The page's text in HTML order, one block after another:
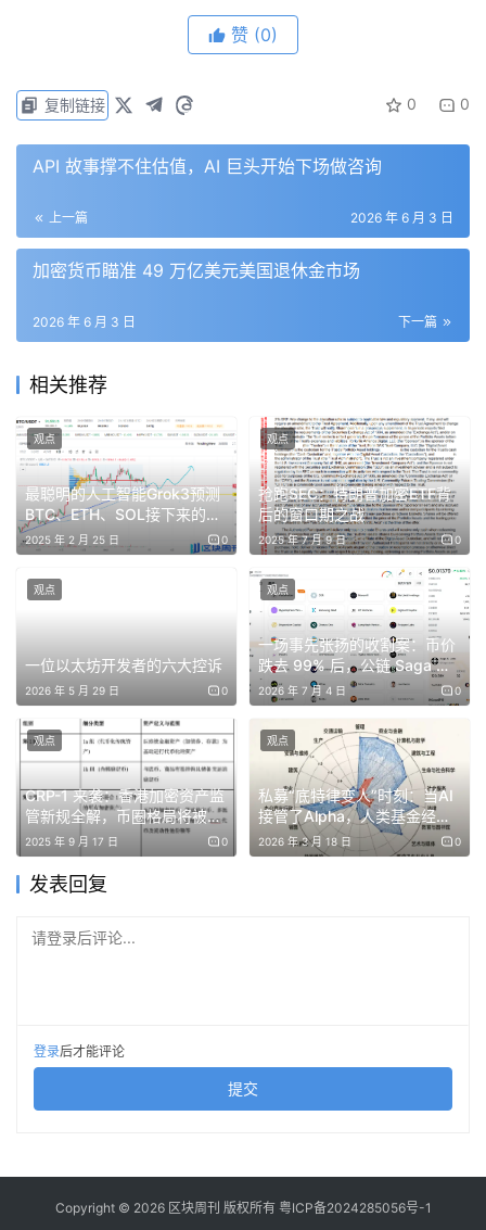
随后，一款名为ChatGPT的应用出现了。风险投资机构
Khosla Ventures合伙人、OpenAI早期投资人萨米尔·考尔
创业者的编程语言就是英语口语。他谈到，
如今50名工程
底重排对这些公司的估值。
与此同时，Salesforce、ServiceNow、Workday等上市软
件公司的股价今年因AI威胁而承压。而在私募市场，一场更
安静的清算正在展开。受本轮AI热潮带动，超2500亿美元
推动两家企业筹备今年的巨型IPO，数百家ChatGPT诞生前
今日凌晨，Anthropic发布简短声明，宣布已向美国证券交
易委员会秘密提交了S-1草案。这标志其正式启动IPO（首次
公开募股）。
02 近半独角兽三年未获新融资，220余家估值
已大幅缩水
PitchBook的数据显示，857家美国独角兽中，近半数在过
去三年里没有拿到新融资，原有估值已然失效。该公司基于
人员规模增长以及与上市公司的对比测算后认为，已有超过
220家曾达到十亿美元估值的公司沦为“折翼独角兽”。
▲20家代表性估值缩水 “折翼独角兽” 企业估值变动明细
（图源：CNBC）
品公司The Farmer’s Dog、女鞋品牌Rothy’s、家纺品牌
在线票务平台SeatGeek等播客广告里的常客也在其中。
这批企业隶属于DTC（直接面向消费者）创业浪潮，创办初
赞 (0)
0 0
复制链接
API 故事撑不住估值，AI 巨头开始下场做咨询
上一篇 2026 年 6 月 3 日
加密货币瞄准 49 万亿美元美国退休金市场
下一篇
2026 年 6 月 3 日
相关推荐
最聪明的人工智能Grok3预测
BTC、ETH、SOL接下来的走
势
2025 年 2 月 25 日 0
观点
抢跑SEC：特朗普加密ETF背
后的窗口期之战
2025 年 7 月 9 日 0
观点
一位以太坊开发者的六大控诉
2026 年 5 月 29 日 0
观点
一场事先张扬的收割案：币价
跌去 99% 后，公链 Saga 退
出加密转型 AI
2026 年 7 月 4 日 0
观点
CRP-1 来袭：香港加密资产监
管新规全解，币圈格局将被改
写
2025 年 9 月 17 日 0
观点
私募“底特律变人”时刻：当AI
接管了Alpha，人类基金经理
还剩什么？
2026 年 3 月 18 日 0
观点
发表回复
请登录后评论...
登录后才能评论
提交
Copyright © 2026 区块周刊 版权所有 粤ICP备2024285056号-1